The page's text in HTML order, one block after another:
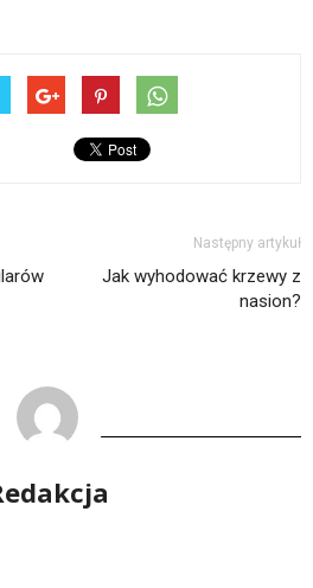
Następny artykuł
Jak wyhodować krzewy z
nasion?